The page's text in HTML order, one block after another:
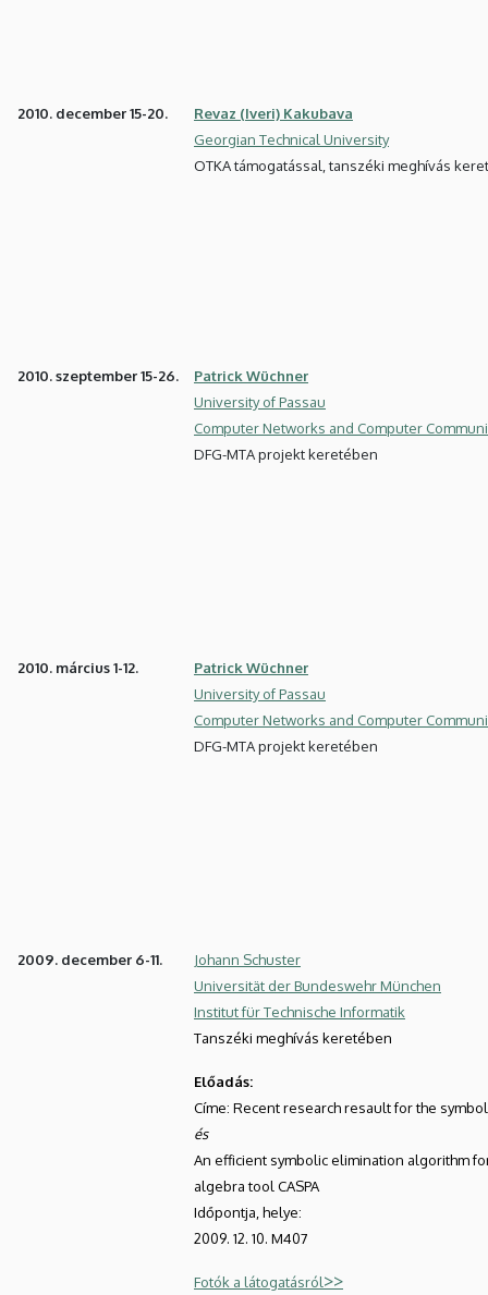
2010. december 15-20.
Revaz (Iveri) Kakubava
Georgian Technical University
OTKA támogatással, tanszéki meghívás
2010. szeptember 15-26.
Patrick Wüchner
University of Passau
Computer Networks and Computer
DFG-MTA projekt keretében
2010. március 1-12.
Patrick Wüchner
University of Passau
Computer Networks and Computer
DFG-MTA projekt keretében
2009. december 6-11.
Johann Schuster
Universität der Bundeswehr München
Institut für Technische Informatik
Tanszéki meghívás keretében
Előadás:
Címe: Recent research resault for the
és
An efficient symbolic elimination algorithm
algebra tool CASPA
Időpontja, helye:
2009. 12. 10. M407
Fotók a látogatásról>>